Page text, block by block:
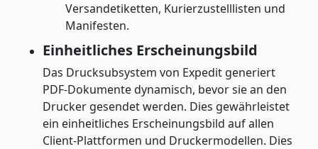
Versandetiketten, Kurierzustelllisten und
Manifesten.
Einheitliches Erscheinungsbild
Das Drucksubsystem von Expedit generiert
PDF-Dokumente dynamisch, bevor sie an den
Drucker gesendet werden. Dies gewährleistet
ein einheitliches Erscheinungsbild auf allen
Client-Plattformen und Druckermodellen. Dies